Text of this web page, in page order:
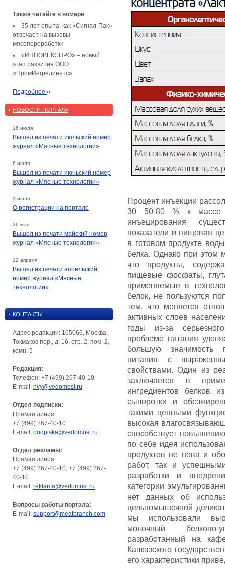
Также читайте в номере
35 лет опыта: как «Сигнал-Пак»
отвечает на вызовы
мясопереработки
«ИННОВЕКСПРО» – новый
этап развития ООО
«ПромИнгредиентс»
Подробнее
НОВОСТИ ПОРТАЛА
16 июля
Вышел из печати июльский номер
журнал «Мясные технологии»
6 июля
Вышел из печати июньский номер
журнал «Мясные технологии»
3 июля
О регистрации на портале
26 мая
Вышел из печати майский номер
журнал «Мясные технологии»
12 апреля
Вышел из печати апрельский
номер журнал «Мясные
технологии»
КОНТАКТЫ
Адрес редакции: 105066, Москва,
Токмаков пер., д. 16, стр. 2, пом. 2,
комн. 5
Редакция:
Телефон: +7 (499) 267-40-10
E-mail: nvy@vedomost.ru
Отдел подписки:
Прямая линия:
+7 (499) 267-40-10
E-mail: podpiska@vedomost.ru
Отдел рекламы:
Прямая линия:
+7 (499) 267-40-10, +7 (499) 267-
40-10
E-mail: reklama@vedomost.ru
Вопросы работы портала:
E-mail: support@meatbranch.com
Процент инъекции
30 50-80 % к массе
инъецирования
показатели и пищевая
в готовом продукте
белка. Однако при этом
что продукты,
пищевые фосфаты,
применяемые в
белок, не пользуются
тем, что меняется
активных слоев
годы из-за
проблеме питания
большую значимость
питания с
свойствами. Один из
заключается в
ингредиентов белков
сыворотки и
такими ценными
высокая
способствует
по себе идея
продуктов не нова и
работ, так и
разработки и
категории
нет данных об
цельномышечной
мы использовали
молочный белково-
разработанный на
Кавказского
его характеристики